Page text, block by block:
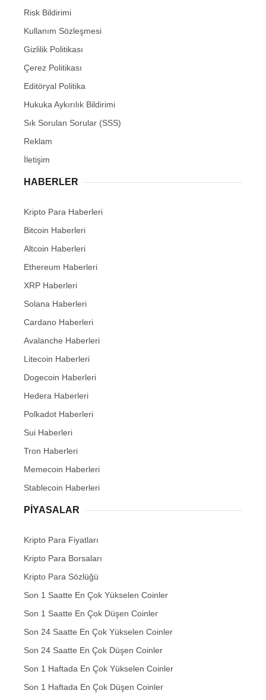
Risk Bildirimi
Kullanım Sözleşmesi
Gizlilik Politikası
Çerez Politikası
Editöryal Politika
Hukuka Aykırılık Bildirimi
Sık Sorulan Sorular (SSS)
Reklam
İletişim
HABERLER
Kripto Para Haberleri
Bitcoin Haberleri
Altcoin Haberleri
Ethereum Haberleri
XRP Haberleri
Solana Haberleri
Cardano Haberleri
Avalanche Haberleri
Litecoin Haberleri
Dogecoin Haberleri
Hedera Haberleri
Polkadot Haberleri
Sui Haberleri
Tron Haberleri
Memecoin Haberleri
Stablecoin Haberleri
PIYASALAR
Kripto Para Fiyatları
Kripto Para Borsaları
Kripto Para Sözlüğü
Son 1 Saatte En Çok Yükselen Coinler
Son 1 Saatte En Çok Düşen Coinler
Son 24 Saatte En Çok Yükselen Coinler
Son 24 Saatte En Çok Düşen Coinler
Son 1 Haftada En Çok Yükselen Coinler
Son 1 Haftada En Çok Düşen Coinler